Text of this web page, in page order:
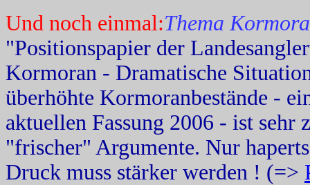
Und noch einmal:Thema
"Positionspapier der
Kormoran - Dramatische
überhöhte Kormoranbestände -
aktuellen Fassung 2006 - ist sehr
"frischer" Argumente. Nur
Druck muss stärker werden ! (=>